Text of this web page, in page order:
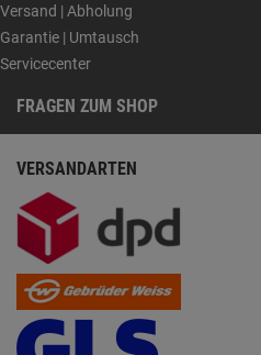
Versand | Abholung
Garantie | Umtausch
Servicecenter
FRAGEN ZUM SHOP
VERSANDARTEN